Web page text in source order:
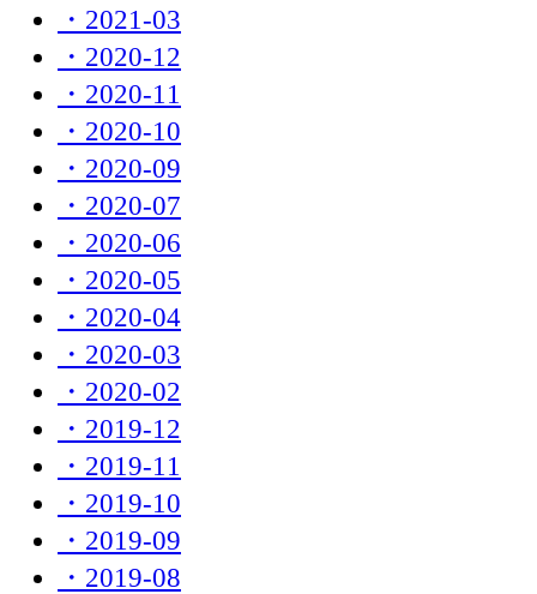
・2021-03
・2020-12
・2020-11
・2020-10
・2020-09
・2020-07
・2020-06
・2020-05
・2020-04
・2020-03
・2020-02
・2019-12
・2019-11
・2019-10
・2019-09
・2019-08